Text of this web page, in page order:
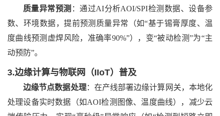
质量异常预测 ：通过AI分析AOI/SPI检测数据、设备参
数、环境数据，提前预测质量异常（如“基于锡膏厚度、温
度曲线预测虚焊风险，准确率90%”），变“被动检测”为“主
动预防”。
3.边缘计算与物联网（IIoT）普及
边缘节点数据处理：在产线部署边缘计算网关，本地化
处理设备实时数据（如AOI检测图像、温度曲线），减少云